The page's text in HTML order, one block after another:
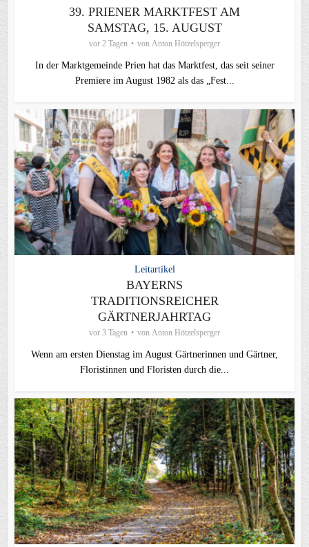
39. PRIENER MARKTFEST AM
SAMSTAG, 15. AUGUST
vor 2 Tagen von Anton Hötzelsperger
In der Marktgemeinde Prien hat das Marktfest, das seit seiner
Premiere im August 1982 als das „Fest...
Leitartikel
BAYERNS
TRADITIONSREICHER
GÄRTNERJAHRTAG
vor 3 Tagen von Anton Hötzelsperger
Wenn am ersten Dienstag im August Gärtnerinnen und Gärtner,
Floristinnen und Floristen durch die...